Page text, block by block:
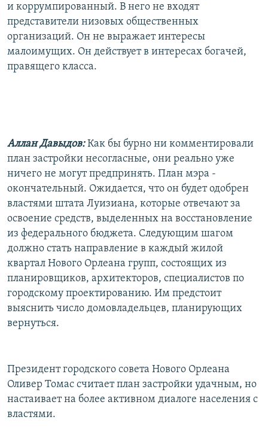
и коррумпированный. В него не входят
представители низовых общественных
организаций. Он не выражает интересы
малоимущих. Он действует в интересах богачей,
правящего класса.
Аллан Давыдов: Как бы бурно ни комментировали
план застройки несогласные, они реально уже
ничего не могут предпринять. План мэра -
окончательный. Ожидается, что он будет одобрен
властями штата Луизиана, которые отвечают за
освоение средств, выделенных на восстановление
из федерального бюджета. Следующим шагом
должно стать направление в каждый жилой
квартал Нового Орлеана групп, состоящих из
планировщиков, архитекторов, специалистов по
городскому проектированию. Им предстоит
выяснить число домовладельцев, планирующих
вернуться.
Президент городского совета Нового Орлеана
Оливер Томас считает план застройки удачным, но
настаивает на более активном диалоге населения с
властями.